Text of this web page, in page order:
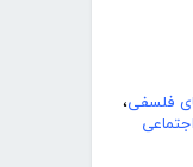
فلسفی،